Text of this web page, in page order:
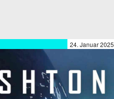
24. Januar 2025